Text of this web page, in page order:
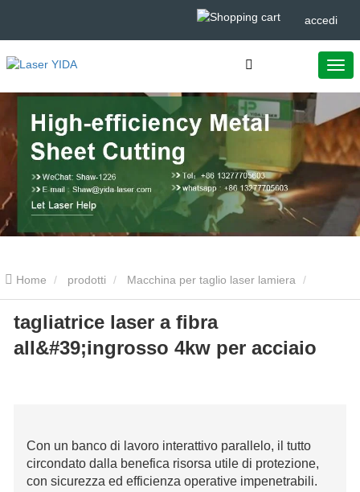
accedi
Home prodotti Macchina per taglio laser lamiera
tagliatrice laser a fibra all'ingrosso 4kw per acciaio
tagliatrice laser a fibra
all&#39;ingrosso 4kw per acciaio
Con un banco di lavoro interattivo parallelo, il tutto
circondato dalla benefica risorsa utile di protezione,
con sicurezza ed efficienza operative impenetrabili.